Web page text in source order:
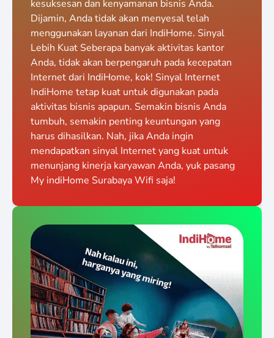
kesuksesan dan kenyamanan bisnis Anda.
Dijamin, Anda tidak akan menyesal telah
menggunakan layanan dari IndiHome. Sinyal
Lebih Kuat Seberapa banyak aktivitas kantor
Anda, tidak akan berpengaruh pada kecepatan
Internet dari IndiHome, kok! Sinyal Internet
IndiHome tetap kuat untuk digunakan pada
aktivitas bisnis apapun. Semakin bisnis Anda
tumbuh, semakin penting keuntungan yang
harus dihasilkan. Nah, jika Anda ingin
mendapatkan sinyal Internet yang kuat untuk
menunjang kinerja karyawan Anda, yuk pasang
My indiHome Surabaya Wifi saja!